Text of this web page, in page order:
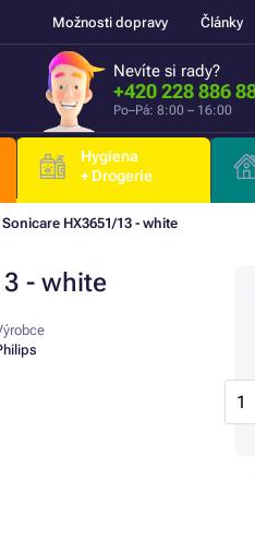
Možnosti dopravy Články
Nevíte si rady?
+420 228 886
Po–Pá: 8:00 – 16:00
Hygiena
+ Drogerie
HX3651/13 - white
- white